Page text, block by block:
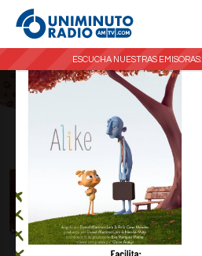
ESCUCHA NUESTRAS EMISORAS: